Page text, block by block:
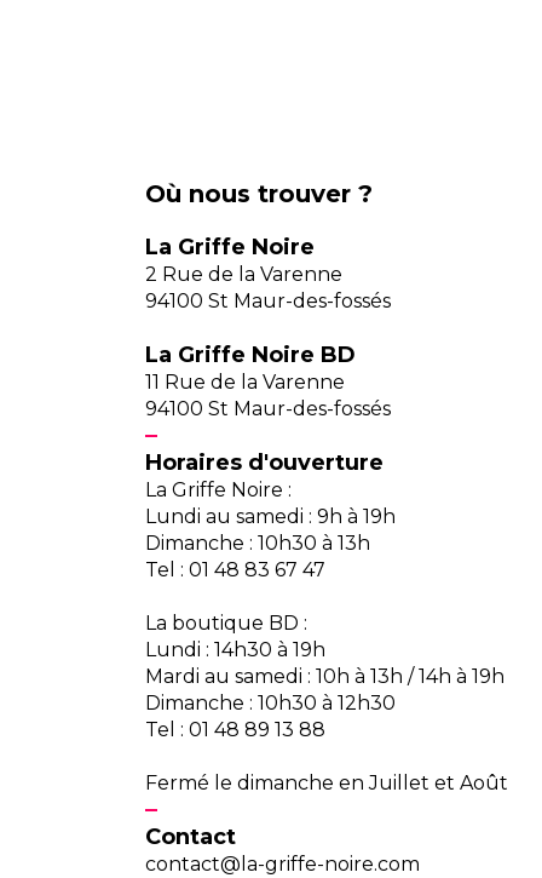
Où nous trouver ?
La Griffe Noire
2 Rue de la Varenne
94100 St Maur-des-fossés
La Griffe Noire BD
11 Rue de la Varenne
94100 St Maur-des-fossés
Horaires d'ouverture
La Griffe Noire :
Lundi au samedi : 9h à 19h
Dimanche : 10h30 à 13h
Tel : 01 48 83 67 47
La boutique BD :
Lundi : 14h30 à 19h
Mardi au samedi : 10h à 13h / 14h à 19h
Dimanche : 10h30 à 12h30
Tel : 01 48 89 13 88
Fermé le dimanche en Juillet et Août
Contact
contact@la-griffe-noire.com